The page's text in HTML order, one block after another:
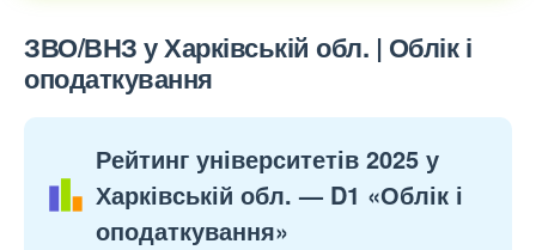
ЗВО/ВНЗ у Харківській обл. | Облік і
оподаткування
Рейтинг університетів 2025 у
Харківській обл. — D1 «Облік і
оподаткування»